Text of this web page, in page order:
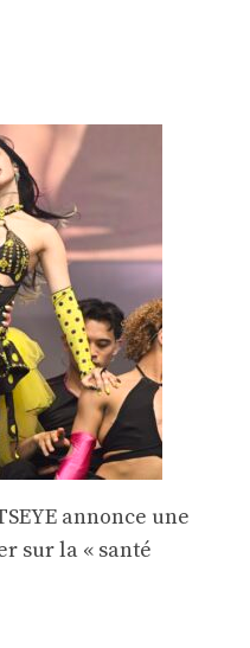
annonce une
sur la « santé